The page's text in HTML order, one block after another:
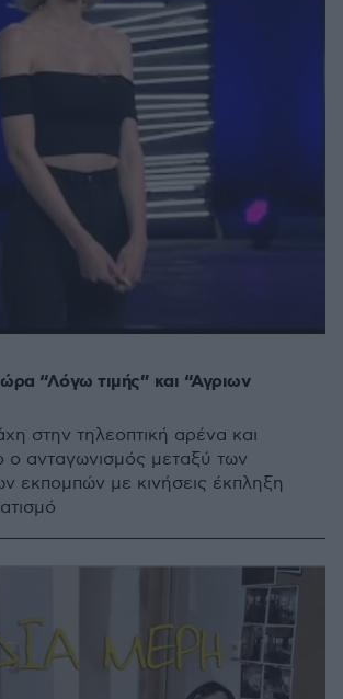
“Λόγω τιμής” και “Αγριων
στην τηλεοπτική αρένα και
ο ανταγωνισμός μεταξύ των
εκπομπών με κινήσεις έκπληξη